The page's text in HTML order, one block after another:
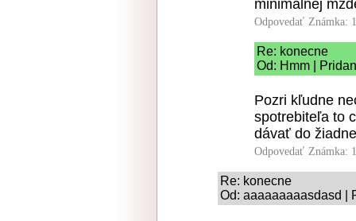
minimálnej
Odpovedať Známka:
Re: konecne
Od: Hmm |
Pozri kľudne
spotrebiteľa to
dávať do
Odpovedať Známka:
Re: konecne
Od: aaaaaaaaasdasd |